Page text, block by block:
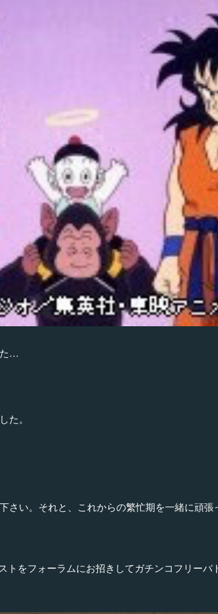
た…
た。
さい。それと、これからの繁忙期を一緒に頑
トをフォーラムにお招きしてガチンコフリーバ